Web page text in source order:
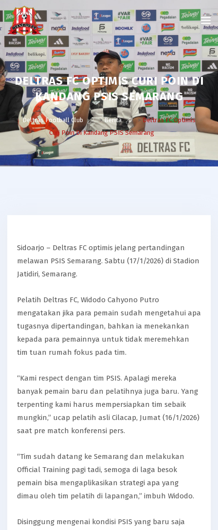
DELTRAS FC OPTIMIS CURI POIN DI
KANDANG PSIS SEMARANG
Deltras Football Club >Berita >Deltras FC Optimis
Curi Poin Di Kandang PSIS Semarang
Sidoarjo – Deltras FC optimis jelang pertandingan
melawan PSIS Semarang. Sabtu (17/1/2026) di Stadion
Jatidiri, Semarang.
Pelatih Deltras FC, Widodo Cahyono Putro
mengatakan jika para pemain sudah mengetahui apa
tugasnya dipertandingan, bahkan ia menekankan
kepada para pemainnya untuk tidak meremehkan
tim tuan rumah fokus pada tim.
“Kami respect dengan tim PSIS. Apalagi mereka
banyak pemain baru dan pelatihnya juga baru. Yang
terpenting kami harus mempersiapkan tim sebaik
mungkin,” ucap pelatih asli Cilacap, Jumat (16/1/2026)
saat pre match konferensi pers.
“Tim sudah datang ke Semarang dan melakukan
Official Training pagi tadi, semoga di laga besok
pemain bisa mengaplikasikan strategi apa yang
dimau oleh tim pelatih di lapangan,” imbuh Widodo.
Disinggung mengenai kondisi PSIS yang baru saja